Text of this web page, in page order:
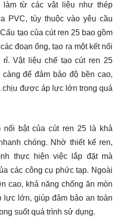
từ các vật liệu như thép
PVC, tùy thuộc vào yêu cầu
tạo của cút ren 25 bao gồm
đoạn ống, tạo ra một kết nối
Vật liệu chế tạo cút ren 25
để đảm bảo độ bền cao,
chịu được áp lực lớn trong quá
nổi bật của cút ren 25 là khả
chóng. Nhờ thiết kế ren,
thực hiện việc lắp đặt mà
các công cụ phức tạp. Ngoài
cao, khả năng chống ăn mòn
lực lớn, giúp đảm bảo an toàn
suốt quá trình sử dụng.